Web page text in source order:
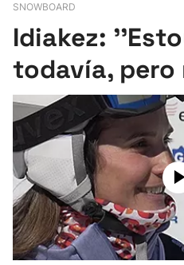
Pelota
Remo
Baloncesto
Ciclismo
Herri-kirolak
SNOWBOARD
Idiakez:
todavía,